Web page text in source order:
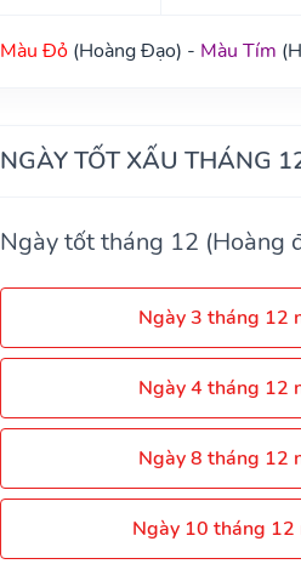
Màu Đỏ(Hoàng Đạo) - Màu Tím
NGÀY TỐT XẤU THÁNG
Ngày tốt tháng 12 (Hoàng
Ngày 3 tháng 12
Ngày 4 tháng 12
Ngày 8 tháng 12
Ngày 10 tháng